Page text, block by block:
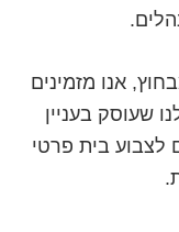
אנו מזמינים
שעוסק בעניין
בית פרטי